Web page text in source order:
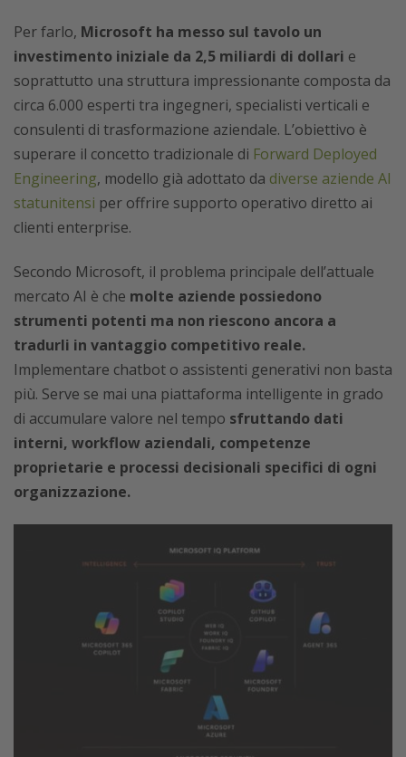
Per farlo, Microsoft ha messo sul tavolo un
investimento iniziale da 2,5 miliardi di dollari e
soprattutto una struttura impressionante composta da
circa 6.000 esperti tra ingegneri, specialisti verticali e
consulenti di trasformazione aziendale. L’obiettivo è
superare il concetto tradizionale di Forward Deployed
Engineering, modello già adottato da diverse aziende AI
statunitensi per offrire supporto operativo diretto ai
clienti enterprise.
Secondo Microsoft, il problema principale dell’attuale
mercato AI è che molte aziende possiedono
strumenti potenti ma non riescono ancora a
tradurli in vantaggio competitivo reale.
Implementare chatbot o assistenti generativi non basta
più. Serve se mai una piattaforma intelligente in grado
di accumulare valore nel tempo sfruttando dati
interni, workflow aziendali, competenze
proprietarie e processi decisionali specifici di ogni
organizzazione.